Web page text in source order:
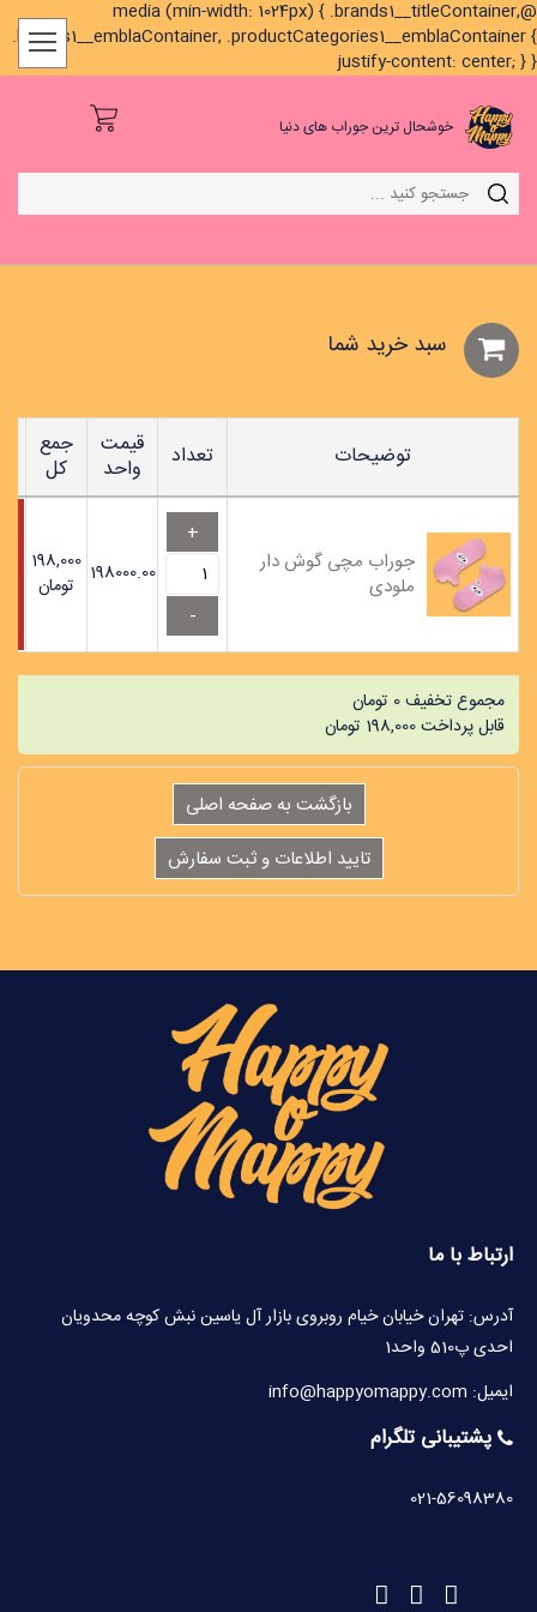
@media (min-width: 1024px) { .brands1__titleContainer,
.brands1__emblaContainer, .productCategories1__emblaContainer {
justify-content: center; } }
خوشحال ترین جوراب های دنیا
سبد خريد شما
توضیحات تعداد قیمت
واحد
جمع
کل
جوراب مچی گوش دار
ملودی
198000.00
198,000
تومان
مجموع تخفیف0 تومان
قابل پرداخت198,000 تومان
ارتباط با ما
آدرس: تهران خیابان خیام روبروی بازار آل یاسین نبش کوچه محدویان
احدی پ510 واحد1
ایمیل: info@happyomappy.com
پشتیبانی تلگرام
021-56098380